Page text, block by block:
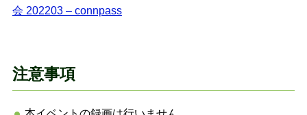
会 202203 – connpass
注意事項